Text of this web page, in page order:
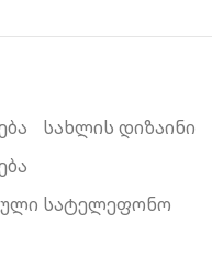
სახლის დიზაინი
სატელეფონო